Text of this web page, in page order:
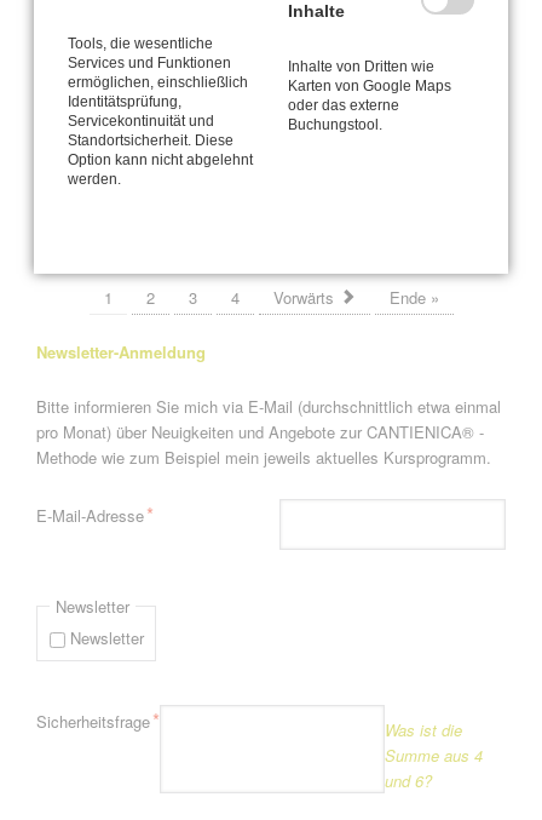
Hauptsache bewegen? Hauptsache essen? Beides Quatsch!
Schreibtisch-Arbeit? Kann toll sein für den Körper!
Veränderung braucht Klarheit - lass uns sprechen!
Rolf trägt Flieder
1 2 3 4 Vorwärts Ende »
Newsletter-Anmeldung
Bitte informieren Sie mich via E-Mail (durchschnittlich etwa einmal
pro Monat) über Neuigkeiten und Angebote zur CANTIENICA® -
Methode wie zum Beispiel mein jeweils aktuelles Kursprogramm.
Pflichtfeld
E-Mail-Adresse*
Newsletter
Newsletter
Pflichtfeld
Sicherheitsfrage*
Was ist die
Summe aus 4
und 6?
Tools, die wesentliche
Services und Funktionen
ermöglichen, einschließlich
Identitätsprüfung,
Servicekontinuität und
Standortsicherheit. Diese
Option kann nicht abgelehnt
werden.
Inhalte
Inhalte von Dritten wie
Karten von Google Maps
oder das externe
Buchungstool.